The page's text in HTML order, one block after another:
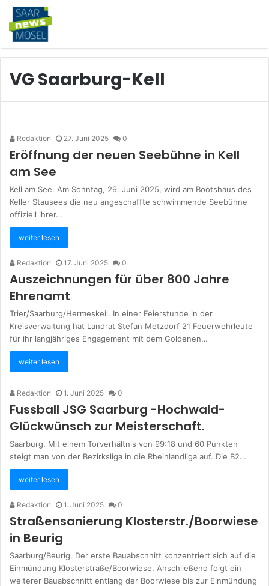
VG Saarburg-Kell
Redaktion 27. Juni 2025 0
Eröffnung der neuen Seebühne in Kell
am See
Kell am See. Am Sonntag, 29. Juni 2025, wird am Bootshaus des
Keller Stausees die neu angeschaffte schwimmende Seebühne
offiziell ihrer…
weiter lesen
Redaktion 17. Juni 2025 0
Auszeichnungen für über 800 Jahre
Ehrenamt
Trier/Saarburg/Hermeskeil. In einer Feierstunde in der
Kreisverwaltung hat Landrat Stefan Metzdorf 21 Feuerwehrleute
für ihr langjähriges Engagement mit dem Goldenen…
weiter lesen
Redaktion 1. Juni 2025 0
Fussball JSG Saarburg -Hochwald-
Glückwünsch zur Meisterschaft.
Saarburg. Mit einem Torverhältnis von 99:18 und 60 Punkten
steigt man von der Bezirksliga in die Rheinlandliga auf. Die B2…
weiter lesen
Redaktion 1. Juni 2025 0
Straßensanierung Klosterstr./Boorwiese
in Beurig
Saarburg/Beurig. Der erste Bauabschnitt konzentriert sich auf die
Einmündung Klosterstraße/Boorwiese. Anschließend folgt ein
weiterer Bauabschnitt entlang der Boorwiese bis zur Einmündung